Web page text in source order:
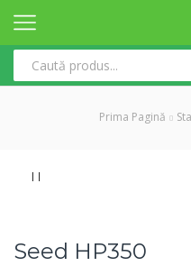
Prima Pagină
Seed HP350